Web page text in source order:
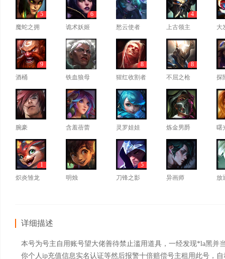
魔蛇之拥
5
诡术妖姬
6
愁云使者
上古领主
4
大
酒桶
9
铁血狼母
猩红收割者
8
不屈之枪
8
探
腕豪 含羞蓓蕾 灵罗娃娃 炼金男爵 曙
炽炎雏龙
1
明烛
刀锋之影
5
异画师
放
详细描述
本号为号主自用账号望大佬善待禁止滥用道具，一经发现*la黑
你个人ip充值信息实名认证等然后报警十倍赔偿号主租用此号，